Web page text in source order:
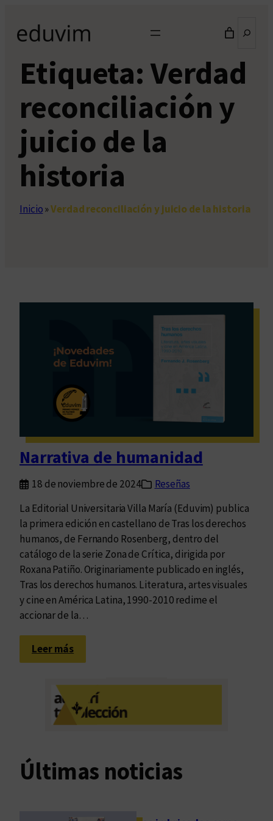
contenido
Etiqueta: Verdad
reconciliación y
juicio de la
historia
Inicio»Verdad reconciliación y juicio de la historia
Narrativa de humanidad
18 de noviembre de 2024
Reseñas
La Editorial Universitaria Villa María (Eduvim) publica
la primera edición en castellano de Tras los derechos
humanos, de Fernando Rosenberg, dentro del
catálogo de la serie Zona de Crítica, dirigida por
Roxana Patiño. Originariamente publicado en inglés,
Tras los derechos humanos. Literatura, artes visuales
y cine en América Latina, 1990-2010 redime el
accionar de la…
Leer más:
N
r
a
v
e
Últimas noticias